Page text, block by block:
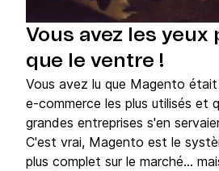
Vous avez les yeux
que le ventre !
Vous avez lu que Magento
e-commerce les plus utilisés et
grandes entreprises s'en
C'est vrai, Magento est le
plus complet sur le marché...